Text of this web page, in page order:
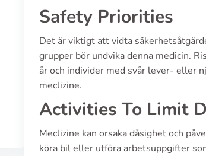
Safety Priorities
Det är viktigt att vidta
grupper bör undvika denna medicin.
år och individer med svår lever- eller
meclizine.
Activities To Limit
Meclizine kan orsaka dåsighet och
köra bil eller utföra arbetsuppgifter